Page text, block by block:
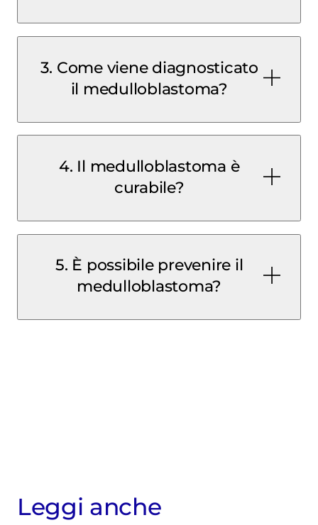
Leggi anche
mal di testa persistente nausea
vomito
perdita di equilibrio
pressione intracranica
3. Come viene diagnosticato
il medulloblastoma?
magnetica cerebrale e spinale
TAC
puntura lombare
istologica
4. Il medulloblastoma è
curabile?
chirurgia radioterapia
chemioterapia
5. È possibile prevenire il
medulloblastoma?